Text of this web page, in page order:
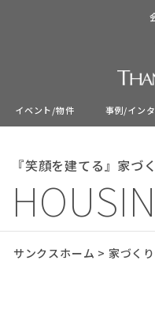
イベント/物件 事例/イン
『笑顔を建てる』家づ
サンクスホーム > 家づく